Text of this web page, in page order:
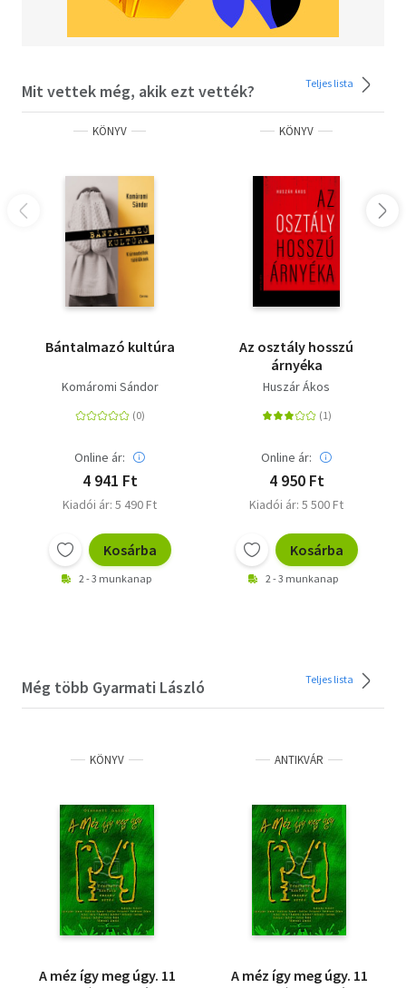
Mit vettek még, akik ezt vették? Teljes lista
KÖNYV
Bántalmazó kultúra
Komáromi Sándor
Online ár:
4 941 Ft
Kiadói ár: 5 490 Ft
Kosárba
2 - 3 munkanap
KÖNYV
Az osztály hosszú
árnyéka
Huszár Ákos
Online ár:
4 950 Ft
Kiadói ár: 5 500 Ft
Kosárba
2 - 3 munkanap
Még több Gyarmati László Teljes lista
KÖNYV
A méz így meg úgy. 11
ANTIKVÁR
A méz így meg úgy. 11